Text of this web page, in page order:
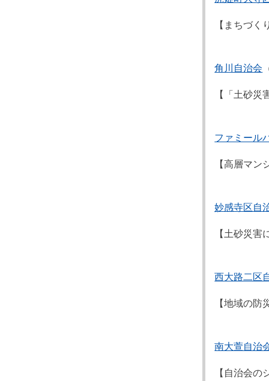
【まちづく
角川自治会
【「土砂
ファミール
【高層マン
妙感寺区自
【土砂災害
西大路二区
【地域の防
南大萱自治
【自治会の